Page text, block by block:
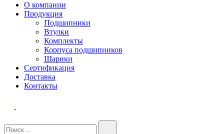
О компании
Продукция
Подшипники
Втулки
Комплекты
Корпуса подшипников
Шарики
Сертификация
Доставка
Контакты